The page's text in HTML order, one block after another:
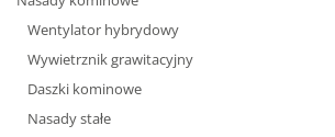
Wentylator hybrydowy
Wywietrznik grawitacyjny
Daszki kominowe
Nasady stałe